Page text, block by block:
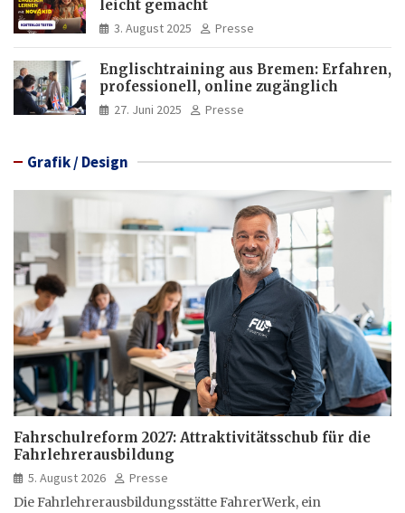
leicht gemacht
3. August 2025 Presse
Englischtraining aus Bremen: Erfahren,
professionell, online zugänglich
27. Juni 2025 Presse
Grafik / Design
Fahrschulreform 2027: Attraktivitätsschub für die
Fahrlehrerausbildung
5. August 2026
Presse
Die Fahrlehrerausbildungsstätte FahrerWerk, ein